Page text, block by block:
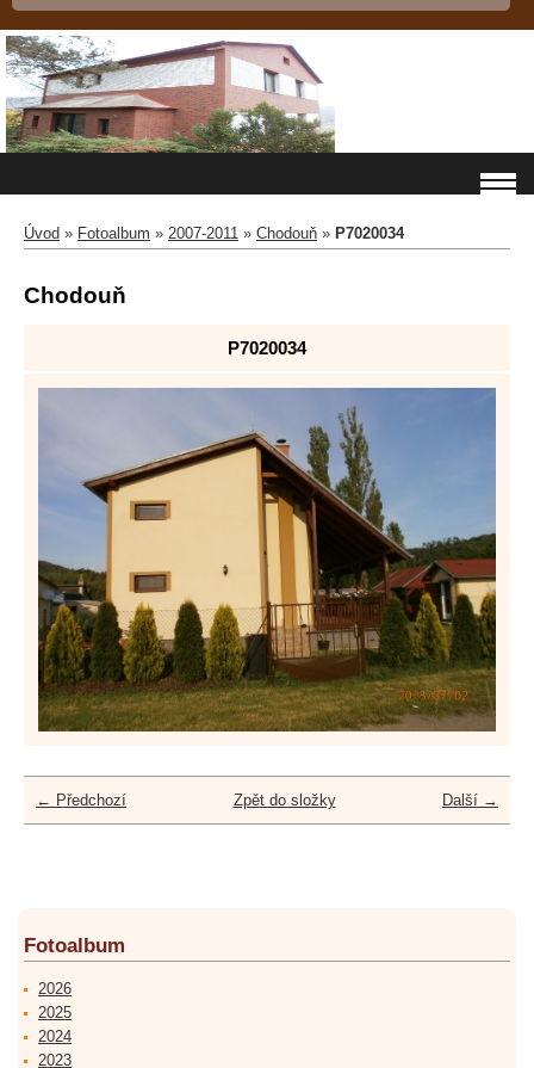
Úvod » Fotoalbum » 2007-2011 » Chodouň » P7020034
Chodouň
P7020034
← Předchozí Další →
Zpět do složky
Fotoalbum
2026
2025
2024
2023